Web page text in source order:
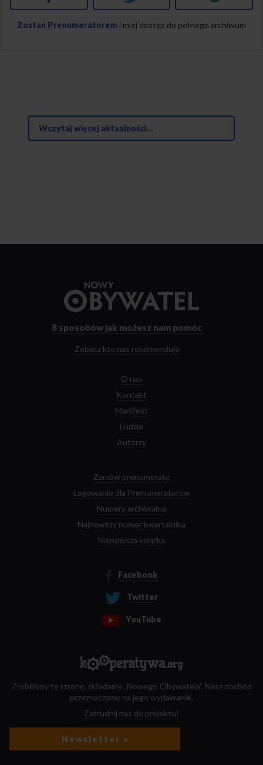
Zostań Prenumeratorem i miej dostęp do pełnego archiwum
Wczytaj więcej aktualności...
strony
8 sposobów jak możesz nam pomóc
Zobacz kto nas rekomenduje
O nas
Kontakt
Manifest
Ludzie
Autorzy
Zamów prenumeratę
Logowanie dla Prenumeratorów
Numery archiwalne
Najnowszy numer kwartalnika
Najnowsza książka
Facebook
Twitter
YouTube
Zrobiliśmy tę stronę, składamy „Nowego Obywatela”. Nasz dochód
przeznaczamy na jego wydawanie.
Zatrudnij nas do projektu!
Newsletter »